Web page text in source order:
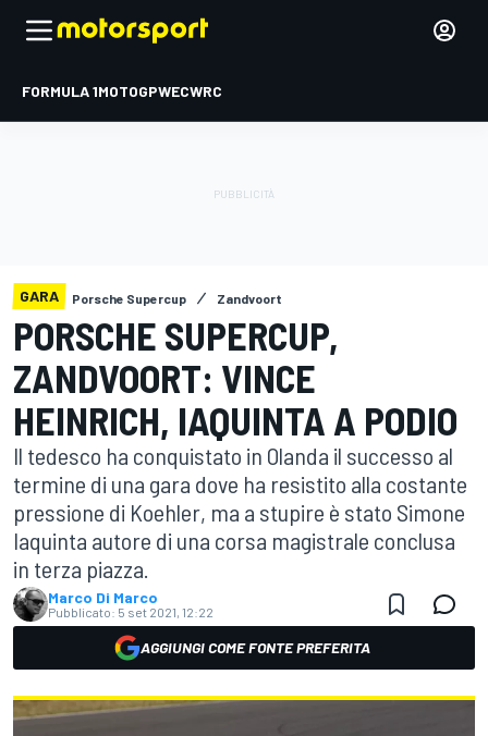
FORMULA 1MOTOGPWECWRC
GARA Porsche Supercup Zandvoort
PORSCHE SUPERCUP,
ZANDVOORT: VINCE
HEINRICH, IAQUINTA A PODIO
Il tedesco ha conquistato in Olanda il successo al
termine di una gara dove ha resistito alla costante
pressione di Koehler, ma a stupire è stato Simone
Iaquinta autore di una corsa magistrale conclusa
in terza piazza.
Marco Di Marco
Pubblicato: 5 set 2021, 12:22
AGGIUNGI COME FONTE PREFERITA